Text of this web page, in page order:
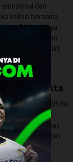
dan
kelinci bernama
kepadanya.
pengetahuan
adalah
yang sedang
Semesta
Noah, Larry White
menggambar
Saat Larry melihat
itu identik dengan
Buddha yang
waktu.